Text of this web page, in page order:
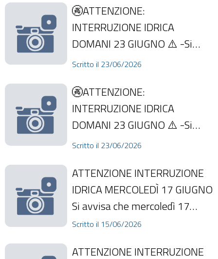
🚱ATTENZIONE:
INTERRUZIONE IDRICA
DOMANI 23 GIUGNO ⚠️ -Si
avvisa la cittadinanza che
dalle...
Scritto il 23/06/2026
🚱ATTENZIONE:
INTERRUZIONE IDRICA
DOMANI 23 GIUGNO ⚠️ -Si
avvisa la cittadinanza che
dalle...
Scritto il 23/06/2026
ATTENZIONE INTERRUZIONE
IDRICA MERCOLEDÌ 17 GIUGNO
Si avvisa che mercoledì 17
giugno alle ore 8:00 sarà
Scritto il 15/06/2026
ATTENZIONE INTERRUZIONE